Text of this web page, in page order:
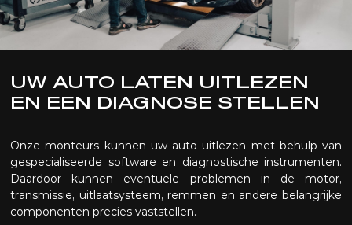
UW AUTO LATEN UITLEZEN
EN EEN DIAGNOSE STELLEN
Onze monteurs kunnen uw auto uitlezen met behulp van
gespecialiseerde software en diagnostische instrumenten.
Daardoor kunnen eventuele problemen in de motor,
transmissie, uitlaatsysteem, remmen en andere belangrijke
componenten precies vaststellen.